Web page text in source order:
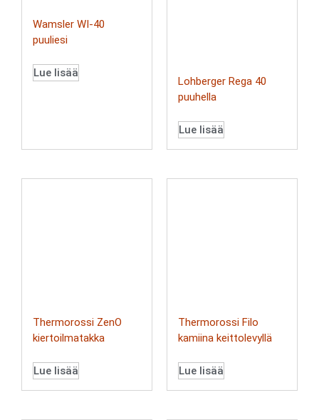
Wamsler WI-40
puuliesi
Lue lisää
Lohberger Rega 40
puuhella
Lue lisää
Thermorossi ZenO
kiertoilmatakka
Lue lisää
Thermorossi Filo
kamiina keittolevyllä
Lue lisää